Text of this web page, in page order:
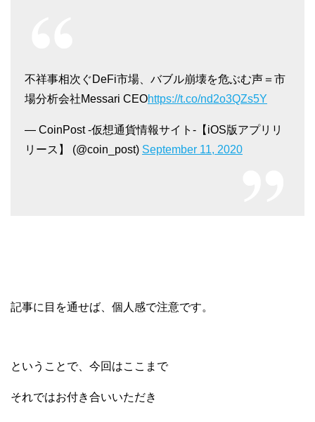
不祥事相次ぐDeFi市場、バブル崩壊を危ぶむ声＝市
場分析会社Messari CEOhttps://t.co/nd2o3QZs5Y
— CoinPost -仮想通貨情報サイト-【iOS版アプリリ
リース】 (@coin_post) September 11, 2020
記事に目を通せば、個人感で注意です。
ということで、今回はここまで
それではお付き合いいただき